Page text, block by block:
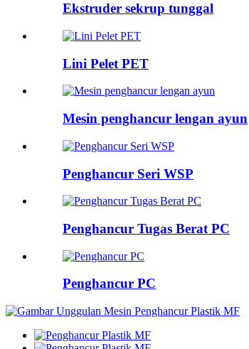
Ekstruder sekrup tunggal
Lini Pelet PET
Mesin penghancur lengan ayun
Penghancur Seri WSP
Penghancur Tugas Berat PC
Penghancur PC